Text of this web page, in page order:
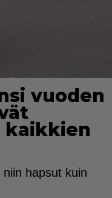
vuoden
hapsut kuin